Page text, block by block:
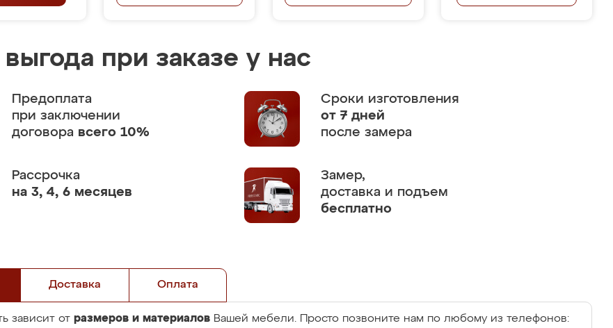
при заказе у нас
Предоплата
при заключении
договора всего 10%
Сроки изготовления
от 7 дней
после замера
Рассрочка
на 3, 4, 6 месяцев
Замер,
доставка и подъем
бесплатно
Доставка Оплата
зависит от размеров и материалов Вашей мебели. Просто позвоните нам по любому из телефонов: